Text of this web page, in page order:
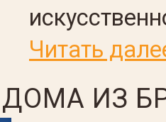
Читать
ИЗ